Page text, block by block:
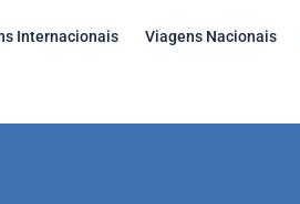
Internacionais Viagens Nacionais